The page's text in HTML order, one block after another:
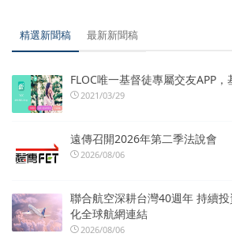
精選新聞稿 最新新聞稿
FLOC唯一基督徒專屬交友APP
2021/03/29
遠傳召開2026年第二季法說會
2026/08/06
聯合航空深耕台灣40週年 持續
化全球航網連結
2026/08/06